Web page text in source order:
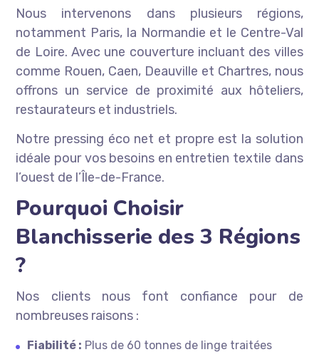
Nous intervenons dans plusieurs régions,
notamment Paris, la Normandie et le Centre-Val
de Loire. Avec une couverture incluant des villes
comme Rouen, Caen, Deauville et Chartres, nous
offrons un service de proximité aux hôteliers,
restaurateurs et industriels.
Notre pressing éco net et propre est la solution
idéale pour vos besoins en entretien textile dans
l’ouest de l’Île-de-France.
Pourquoi Choisir
Blanchisserie des 3 Régions
?
Nos clients nous font confiance pour de
nombreuses raisons :
Fiabilité : Plus de 60 tonnes de linge traitées